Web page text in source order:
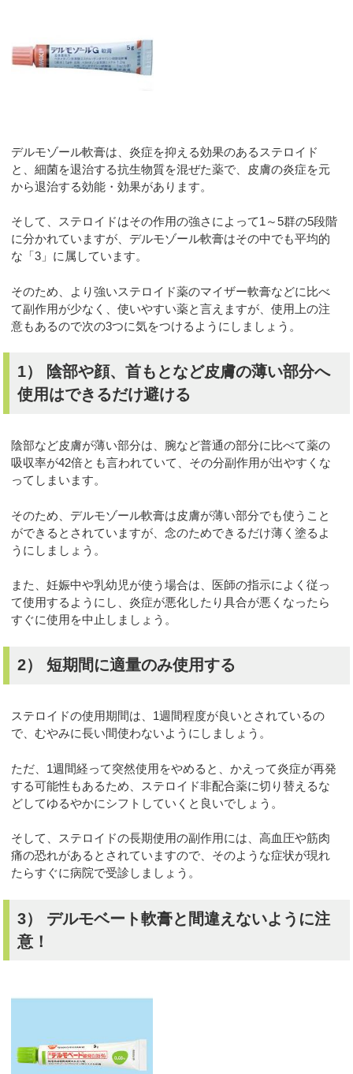
デルモゾール軟膏は、炎症を抑える効果のあるステロイド
と、細菌を退治する抗生物質を混ぜた薬で、皮膚の炎症を元
から退治する効能・効果があります。
そして、ステロイドはその作用の強さによって1～5群の5段階
に分かれていますが、デルモゾール軟膏はその中でも平均的
な「3」に属しています。
そのため、より強いステロイド薬のマイザー軟膏などに比べ
て副作用が少なく、使いやすい薬と言えますが、使用上の注
意もあるので次の3つに気をつけるようにしましょう。
1） 陰部や顔、首もとなど皮膚の薄い部分へ
使用はできるだけ避ける
陰部など皮膚が薄い部分は、腕など普通の部分に比べて薬の
吸収率が42倍とも言われていて、その分副作用が出やすくな
ってしまいます。
そのため、デルモゾール軟膏は皮膚が薄い部分でも使うこと
ができるとされていますが、念のためできるだけ薄く塗るよ
うにしましょう。
また、妊娠中や乳幼児が使う場合は、医師の指示によく従っ
て使用するようにし、炎症が悪化したり具合が悪くなったら
すぐに使用を中止しましょう。
2） 短期間に適量のみ使用する
ステロイドの使用期間は、1週間程度が良いとされているの
で、むやみに長い間使わないようにしましょう。
ただ、1週間経って突然使用をやめると、かえって炎症が再発
する可能性もあるため、ステロイド非配合薬に切り替えるな
どしてゆるやかにシフトしていくと良いでしょう。
そして、ステロイドの長期使用の副作用には、高血圧や筋肉
痛の恐れがあるとされていますので、そのような症状が現れ
たらすぐに病院で受診しましょう。
3） デルモベート軟膏と間違えないように注
意！